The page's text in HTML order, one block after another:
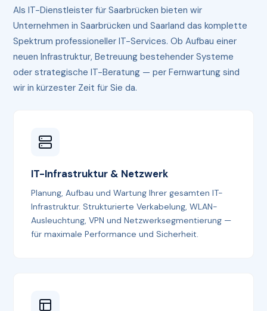
Als IT-Dienstleister für Saarbrücken bieten wir
Unternehmen in Saarbrücken und Saarland das komplette
Spektrum professioneller IT-Services. Ob Aufbau einer
neuen Infrastruktur, Betreuung bestehender Systeme
oder strategische IT-Beratung — per Fernwartung sind
wir in kürzester Zeit für Sie da.
IT-Infrastruktur & Netzwerk
Planung, Aufbau und Wartung Ihrer gesamten IT-
Infrastruktur. Strukturierte Verkabelung, WLAN-
Ausleuchtung, VPN und Netzwerksegmentierung —
für maximale Performance und Sicherheit.